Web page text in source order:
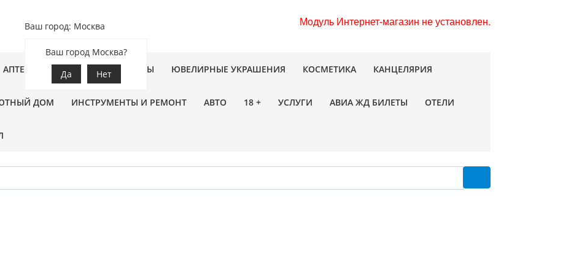
Модуль Интернет-магазин не установлен.
Ваш город: Москва
Ваш город Москва?
Да
Нет
АПТЕКА ЗООТОВАРЫ ЦВЕТЫ ЮВЕЛИРНЫЕ УКРАШЕНИЯ КОСМЕТИКА КАНЦЕЛЯРИЯ
ДОМ ИНСТРУМЕНТЫ И РЕМОНТ АВТО 18 + УСЛУГИ АВИА ЖД БИЛЕТЫ ОТЕЛИ